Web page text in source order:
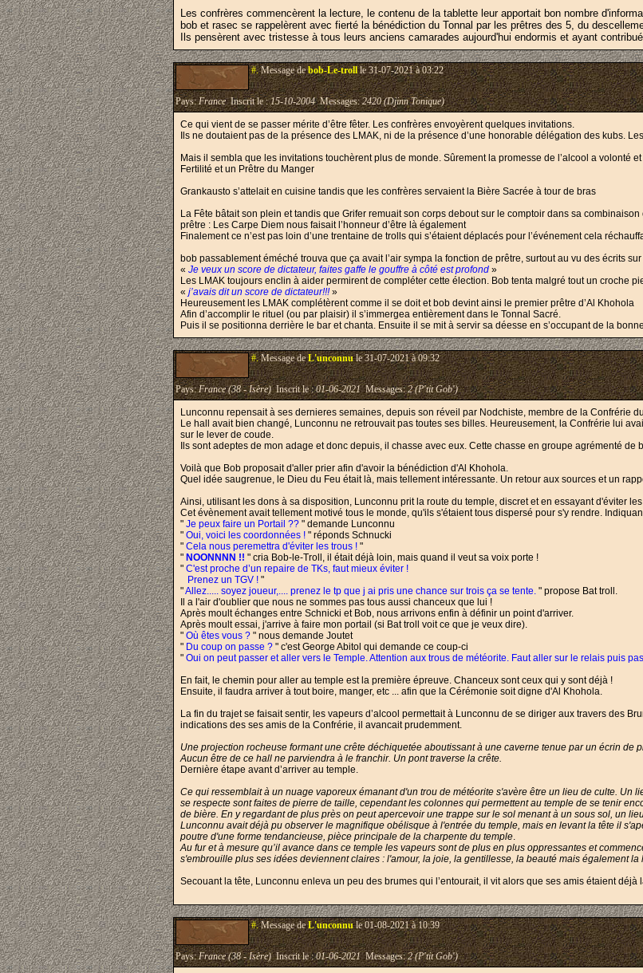
Les confrères commencèrent la lecture, le contenu de la tablette leur apportait bon nombre
bob et rasec se rappelèrent avec fierté la bénédiction du Tonnal par les prêtres des 5, du
Ils pensèrent avec tristesse à tous leurs anciens camarades aujourd'hui endormis et ayant
#.Message debob-Le-trollle 31-07-2021 à 03:22
Pays:FranceInscrit le :15-10-2004Messages:2420 (Djinn Tonique)
Ce qui vient de se passer mérite d’être fêter. Les confrères envoyèrent quelques invitations.
Ils ne doutaient pas de la présence des LMAK, ni de la présence d’une honorable délégation des kubs.
Mais il sembla que les invitations touchèrent plus de monde. Sûrement la promesse de l’alcool a volonté
Fertilité et un Prêtre du Manger
Grankausto s’attelait en cuisine tandis que les confrères servaient la Bière Sacrée à tour de bras
La Fête bâtait son plein et tandis que Grifer remuait son corps debout sur le comptoir dans sa
prêtre : Les Carpe Diem nous faisait l’honneur d’être là également
Finalement ce n’est pas loin d’une trentaine de trolls qui s’étaient déplacés pour l’événement cela
bob passablement éméché trouva que ça avait l’air sympa la fonction de prêtre, surtout au vu des écrits
« Je veux un score de dictateur, faites gaffe le gouffre à côté est profond »
Les LMAK toujours enclin à aider permirent de compléter cette élection. Bob tenta malgré tout un croche
« j’avais dit un score de dictateur!!!»
Heureusement les LMAK complétèrent comme il se doit et bob devint ainsi le premier prêtre d’Al Khohola
Afin d’accomplir le rituel (ou par plaisir) il s’immergea entièrement dans le Tonnal Sacré.
Puis il se positionna derrière le bar et chanta. Ensuite il se mit à servir sa déesse en s’occupant de la
#.Message deL'unconnule 31-07-2021 à 09:32
Pays:France (38 - Isère)Inscrit le :01-06-2021Messages:2 (P'tit Gob')
Lunconnu repensait à ses dernieres semaines, depuis son réveil par Nodchiste, membre de la Confrérie
Le hall avait bien changé, Lunconnu ne retrouvait pas toutes ses billes. Heureusement, la Confrérie lui
sur le lever de coude.
Ils sont adeptes de mon adage et donc depuis, il chasse avec eux. Cette chasse en groupe agrémenté
Voilà que Bob proposait d'aller prier afin d'avoir la bénédiction d'Al Khohola.
Quel idée saugrenue, le Dieu du Feu était là, mais tellement intéressante. Un retour aux sources et un
Ainsi, utilisant les dons à sa disposition, Lunconnu prit la route du temple, discret et en essayant d'éviter
Cet évènement avait tellement motivé tous le monde, qu'ils s'étaient tous dispersé pour s'y rendre.
" Je peux faire un Portail ?? " demande Lunconnu
" Oui, voici les coordonnées ! " réponds Schnucki
" Cela nous peremettra d'éviter les trous ! "
" NOONNNN !! " cria Bob-le-Troll, il était déjà loin, mais quand il veut sa voix porte !
" C'est proche d’un repaire de TKs, faut mieux éviter !
Prenez un TGV ! "
"Allez..... soyez joueur,.... prenez le tp que j ai pris une chance sur trois ça se tente. " propose Bat troll.
Il a l'air d'oublier que nous ne sommes pas tous aussi chanceux que lui !
Après moult échanges entre Schnicki et Bob, nous arrivons enfin à définir un point d'arriver.
Après moult essai, j'arrive à faire mon portail (si Bat troll voit ce que je veux dire).
" Où êtes vous ? " nous demande Joutet
" Du coup on passe ? " c'est George Abitol qui demande ce coup-ci
" Oui on peut passer et aller vers le Temple. Attention aux trous de météorite. Faut aller sur le relais puis
En fait, le chemin pour aller au temple est la première épreuve. Chanceux sont ceux qui y sont déjà !
Ensuite, il faudra arriver à tout boire, manger, etc ... afin que la Cérémonie soit digne d'Al Khohola.
La fin du trajet se faisait sentir, les vapeurs d’alcool permettait à Lunconnu de se diriger aux travers des
indications des ses amis de la Confrérie, il avancait prudemment.
Une projection rocheuse formant une crête déchiquetée aboutissant à une caverne tenue par un écrin
Aucun être de ce hall ne parviendra à le franchir. Un pont traverse la crête.
Dernière étape avant d’arriver au temple.
Ce qui ressemblait à un nuage vaporeux émanant d'un trou de météorite s'avère être un lieu de culte.
se respecte sont faites de pierre de taille, cependant les colonnes qui permettent au temple de se tenir
de bière. En y regardant de plus près on peut apercevoir une trappe sur le sol menant à un sous sol, un
Lunconnu avait déjà pu observer le magnifique obélisque à l'entrée du temple, mais en levant la tête il
poutre d'une forme tendancieuse, pièce principale de la charpente du temple.
Au fur et à mesure qu’il avance dans ce temple les vapeurs sont de plus en plus oppressantes et
s'embrouille plus ses idées deviennent claires : l'amour, la joie, la gentillesse, la beauté mais également
Secouant la tête, Lunconnu enleva un peu des brumes qui l’entourait, il vit alors que ses amis étaient déjà
#.Message deL'unconnule 01-08-2021 à 10:39
Pays:France (38 - Isère)Inscrit le :01-06-2021Messages:2 (P'tit Gob')